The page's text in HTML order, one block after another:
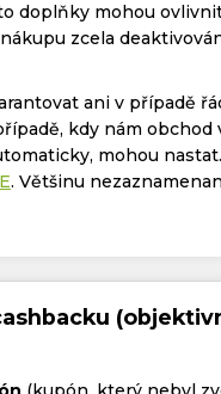
doplňky mohou
zcela
ani v případě
kdy nám obchod
mohou
. Většinu